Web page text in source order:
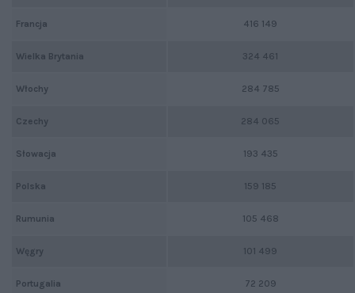
416 149
324 461
284 785
284 065
193 435
159 185
105 468
101 499
72 209
Francja
Wielka Brytania
Włochy
Czechy
Słowacja
Polska
Rumunia
Węgry
Portugalia